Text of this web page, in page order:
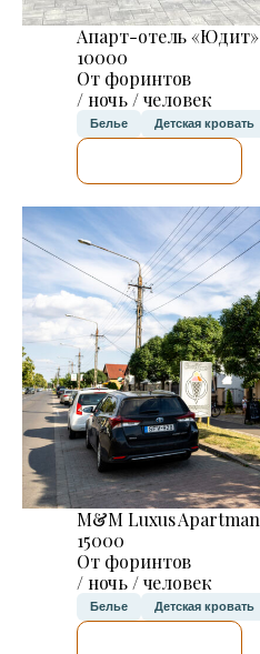
Апарт-отель «Юдит»
10000
От форинтов
/ ночь / человек
Белье Детская кровать
M&M Luxus Apartman
15000
От форинтов
/ ночь / человек
Белье Детская кровать